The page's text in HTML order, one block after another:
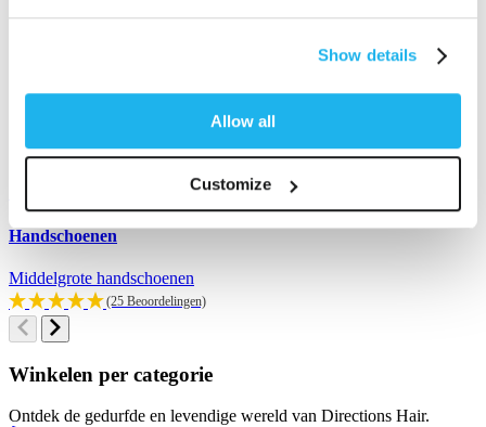
Show details
Allow all
Customize
Handschoenen
Middelgrote handschoenen
(25 Beoordelingen)
Winkelen per categorie
Ontdek de gedurfde en levendige wereld van Directions Hair.